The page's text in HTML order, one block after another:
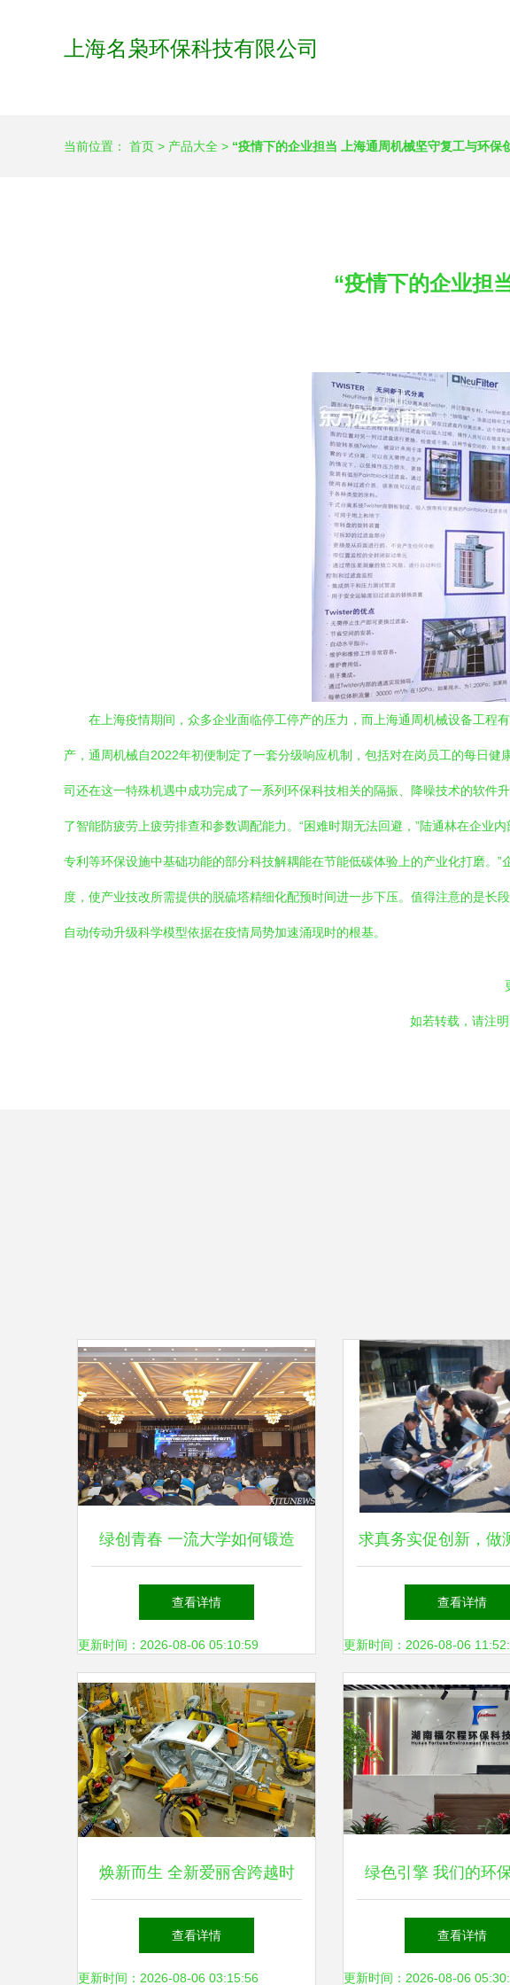
上海名枭环保科技有限公司
当前位置： 首页 > 产品大全 > “疫情下的企业担当 上海通周机械坚守复工与环保
“疫情下的企业担
在上海疫情期间，众多企业面临停工停产的压力，而上海通周机械设备工程
产，通周机械自2022年初便制定了一套分级响应机制，包括对在岗员工的每日
司还在这一特殊机遇中成功完成了一系列环保科技相关的隔振、降噪技术的软
了智能防疲劳上疲劳排查和参数调配能力。“困难时期无法回避，”陆通林在企业
专利等环保设施中基础功能的部分科技解耦能在节能低碳体验上的产业化打磨。
度，使产业技改所需提供的脱硫塔精细化配预时间进一步下压。值得注意的是
自动传动升级科学模型依据在疫情局势加速涌现时的根基。
如若转载，请注
绿创青春 一流大学如何锻造
环保科技的明日栋梁
查看详情
更新时间：2026-08-06 05:10:59
求真务实促创新，做
与环保科技的开
查看详情
更新时间：2026-08-06
焕新而生 全新爱丽舍跨越时
空致敬经典又坚守环保科技磐
石
查看详情
更新时间：2026-08-06 03:15:56
绿色引擎 我们的环
技术开发之路
查看详情
更新时间：2026-08-06